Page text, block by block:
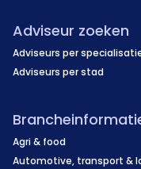
Adviseur zoeken
Adviseurs per
Adviseurs per stad
Agri & food
Automotive, transport &